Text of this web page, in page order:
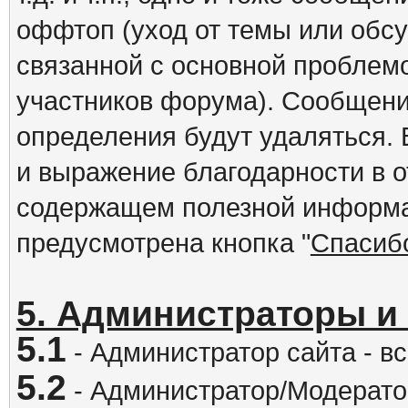
оффтоп (уход от темы или
связанной с основной
участников форума).
определения будут
и выражение благодарности в
содержащем полезной
предусмотрена кнопка "
5. Администраторы
5.1 - Администратор сайта -
5.2 - Администратор/